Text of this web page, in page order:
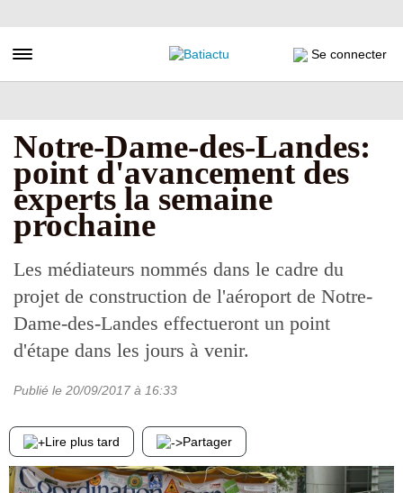
au
principal
Toggle navigation Se connecter
Notre-Dame-des-Landes:
point d'avancement des
experts la semaine
prochaine
Les médiateurs nommés dans le cadre du
projet de construction de l'aéroport de Notre-
Dame-des-Landes effectueront un point
d'étape dans les jours à venir.
Publié le 20/09/2017 à 16:33
Lire plus tard Partager